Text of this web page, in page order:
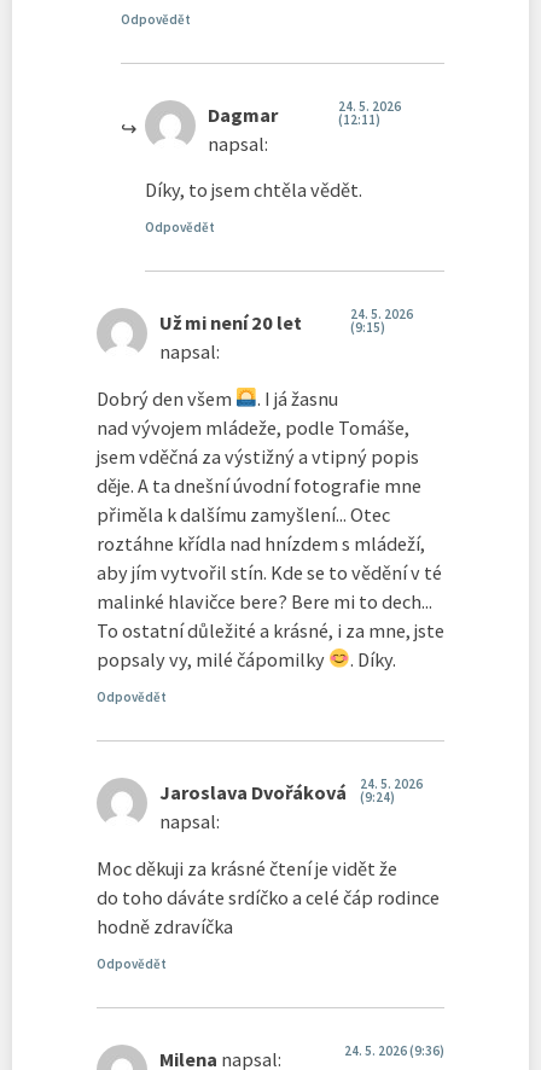
Odpovědět
Dagmar
napsal:
24. 5. 2026
(12:11)
Díky, to jsem chtěla vědět.
Odpovědět
Už mi není 20 let
napsal:
24. 5. 2026
(9:15)
Dobrý den všem
. I já žasnu
nad vývojem mládeže, podle Tomáše,
jsem vděčná za výstižný a vtipný popis
děje. A ta dnešní úvodní fotografie mne
přiměla k dalšímu zamyšlení... Otec
roztáhne křídla nad hnízdem s mládeží,
aby jím vytvořil stín. Kde se to vědění v té
malinké hlavičce bere? Bere mi to dech...
To ostatní důležité a krásné, i za mne, jste
popsaly vy, milé čápomilky
. Díky.
Odpovědět
Jaroslava Dvořáková
napsal:
24. 5. 2026
(9:24)
Moc děkuji za krásné čtení je vidět že
do toho dáváte srdíčko a celé čáp rodince
hodně zdravíčka
Odpovědět
Milena napsal: 24. 5. 2026 (9:36)